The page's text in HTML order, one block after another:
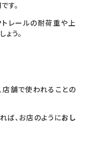
す。
トレールの耐荷重や上
う。
店舗で使われることの
ば、お店のようにおし